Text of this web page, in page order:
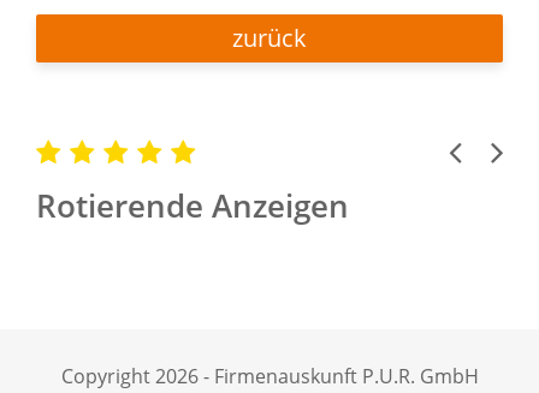
zurück
Rotierende Anzeigen
Previous
Next
Copyright 2026 - Firmenauskunft P.U.R. GmbH